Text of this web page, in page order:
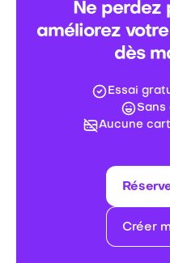
Ne perdez
améliorez
dès
Essai
Sans
Aucune
Créer